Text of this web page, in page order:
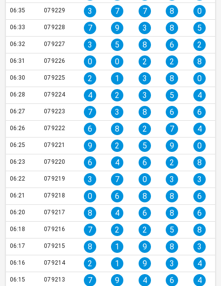
06:35 079229 3 7 7 8 0
06:33 079228 7 9 3 8 5
06:32 079227 3 5 8 6 2
06:31 079226 0 0 2 2 8
06:30 079225 2 1 3 8 0
06:28 079224 4 2 3 5 4
06:27 079223 7 3 8 6 6
06:26 079222 6 8 2 7 4
06:25 079221 9 2 5 9 0
06:23 079220 6 4 6 2 8
06:22 079219 3 7 0 3 3
06:21 079218 0 6 8 8 6
06:20 079217 8 4 6 8 6
06:18 079216 7 2 2 5 8
06:17 079215 8 1 9 8 3
06:16 079214 2 1 9 3 4
06:15 079213 7 9 4 6 4